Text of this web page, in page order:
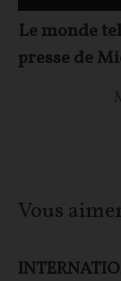
Le monde
presse de
Vous